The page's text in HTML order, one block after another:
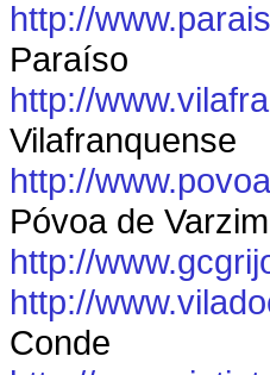
http://
Paraíso
http://
Vilafranquense
http://
Póvoa de Varzim
http://
http://
Conde